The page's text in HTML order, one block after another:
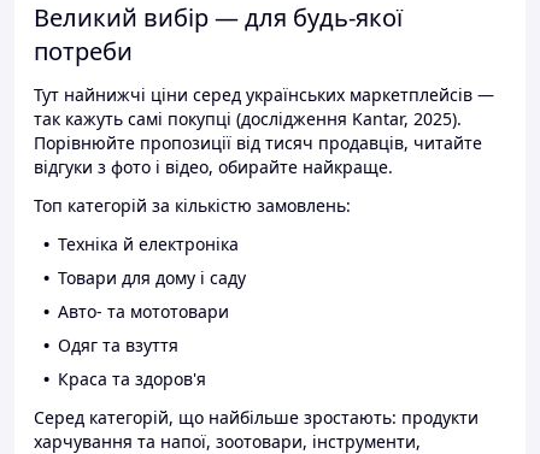
Великий вибір — для будь-якої
потреби
Тут найнижчі ціни серед українських маркетплейсів —
так кажуть самі покупці (дослідження Kantar, 2025).
Порівнюйте пропозиції від тисяч продавців, читайте
відгуки з фото і відео, обирайте найкраще.
Топ категорій за кількістю замовлень:
Техніка й електроніка
Товари для дому і саду
Авто- та мототовари
Одяг та взуття
Краса та здоров'я
Серед категорій, що найбільше зростають: продукти
харчування та напої, зоотовари, інструменти,